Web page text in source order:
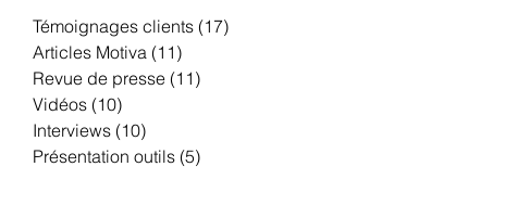
Témoignages clients (17)
Articles Motiva (11)
Revue de presse (11)
Vidéos (10)
Interviews (10)
Présentation outils (5)